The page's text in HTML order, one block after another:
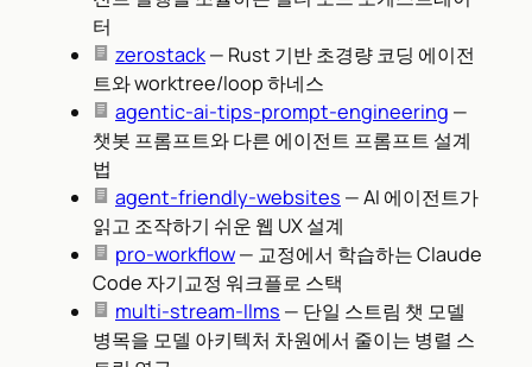
터
zerostack— Rust 기반 초경량 코딩 에이전
트와 worktree/loop 하네스
agentic-ai-tips-prompt-engineering —
챗봇 프롬프트와 다른 에이전트 프롬프트 설계
법
agent-friendly-websites — AI 에이전트가
읽고 조작하기 쉬운 웹 UX 설계
pro-workflow— 교정에서 학습하는 Claude
Code 자기교정 워크플로 스택
multi-stream-llms — 단일 스트림 챗 모델
병목을 모델 아키텍처 차원에서 줄이는 병렬 스